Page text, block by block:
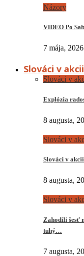
Názory
VIDEO Po
7 mája, 2026
Slováci v akcii
Slováci v
Explózia
8 augusta,
Slováci v
Slováci v
8 augusta,
Slováci v
Zahodili šesť
tuhý…
7 augusta,